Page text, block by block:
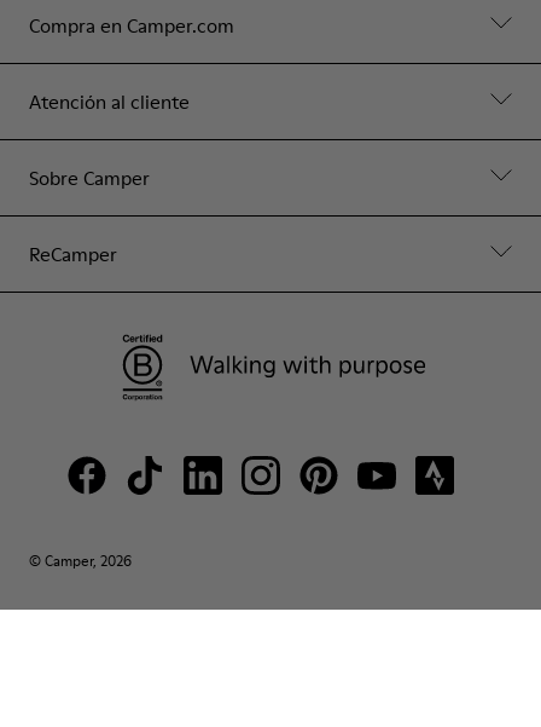
Compra en Camper.com
Atención al cliente
Sobre Camper
ReCamper
© Camper, 2026